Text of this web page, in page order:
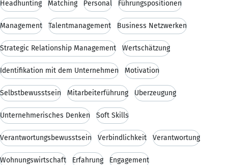
Headhunting Matching Personal Führungspositionen
Management Talentmanagement Business Netzwerken
Strategic Relationship Management Wertschätzung
Identifikation mit dem Unternehmen Motivation
Selbstbewusstsein Mitarbeiterführung Überzeugung
Unternehmerisches Denken Soft Skills
Verantwortungsbewusstsein Verbindlichkeit Verantwortung
Wohnungswirtschaft Erfahrung Engagement